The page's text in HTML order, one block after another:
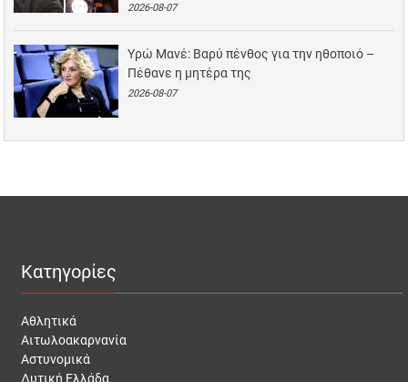
2026-08-07
Υρώ Μανέ: Βαρύ πένθος για την ηθοποιό –
Πέθανε η μητέρα της
2026-08-07
Κατηγορίες
Αθλητικά
Αιτωλοακαρνανία
Αστυνομικά
Δυτική Ελλάδα